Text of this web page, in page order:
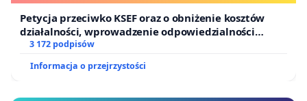
Petycja przeciwko KSEF oraz o obniżenie kosztów
działalności, wprowadzenie odpowiedzialności
finansowej kluczowych urzędników i sędziów
3 172 podpisów
Informacja o przejrzystości